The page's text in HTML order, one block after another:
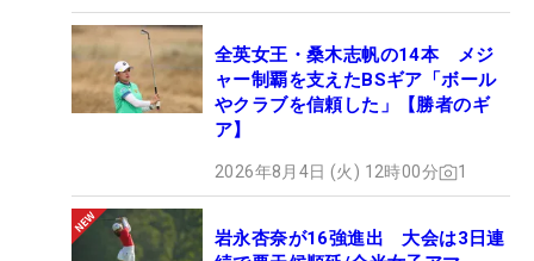
全英女王・桑木志帆の14本 メジ
ャー制覇を支えたBSギア「ボール
やクラブを信頼した」【勝者のギ
ア】
2026年8月4日 (火) 12時00分 1
岩永杏奈が16強進出 大会は3日連